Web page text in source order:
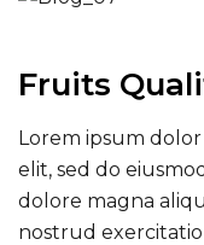
Fruits
Lorem ipsum
elit, sed do
dolore magna
nostrud